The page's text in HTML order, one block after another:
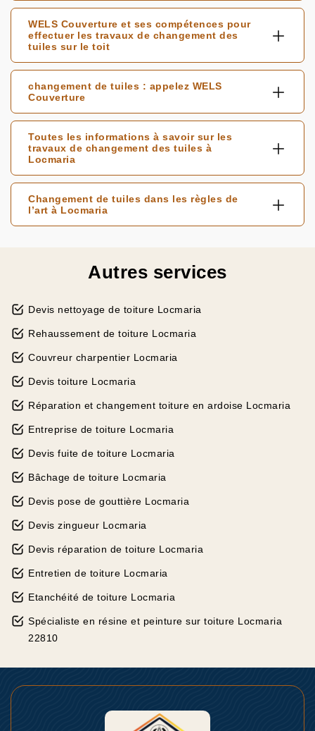
WELS Couverture et ses compétences pour
effectuer les travaux de changement des
tuiles sur le toit
changement de tuiles : appelez WELS
Couverture
Toutes les informations à savoir sur les
travaux de changement des tuiles à
Locmaria
Changement de tuiles dans les règles de
l’art à Locmaria
Autres services
Devis nettoyage de toiture Locmaria
Rehaussement de toiture Locmaria
Couvreur charpentier Locmaria
Devis toiture Locmaria
Réparation et changement toiture en ardoise Locmaria
Entreprise de toiture Locmaria
Devis fuite de toiture Locmaria
Bâchage de toiture Locmaria
Devis pose de gouttière Locmaria
Devis zingueur Locmaria
Devis réparation de toiture Locmaria
Entretien de toiture Locmaria
Etanchéité de toiture Locmaria
Spécialiste en résine et peinture sur toiture Locmaria
22810